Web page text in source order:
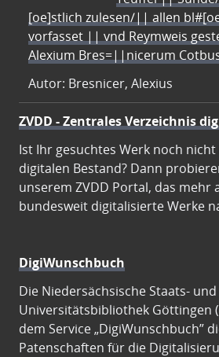
[oe]stlich zulesen/|| allen
vorfasset || vnd Reymweis
Alexium Bres=||nicerum
Autor: Bresnicer, Alexius
ZVDD - Zentrales Verzeichnis
Ist Ihr gesuchtes Werk noch
digitalen Bestand? Dann
unserem ZVDD Portal, das mehr
bundesweit digitalisierte Werke
DigiWunschbuch
Die Niedersächsische Staats- und
Universitätsbibliothek Göttingen
dem Service „DigiWunschbuch”
Patenschaften für die